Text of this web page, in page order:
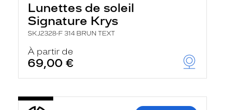
Lunettes de soleil
Signature Krys
SKJ2328-F 314 BRUN TEXT
À partir de
69,00 €